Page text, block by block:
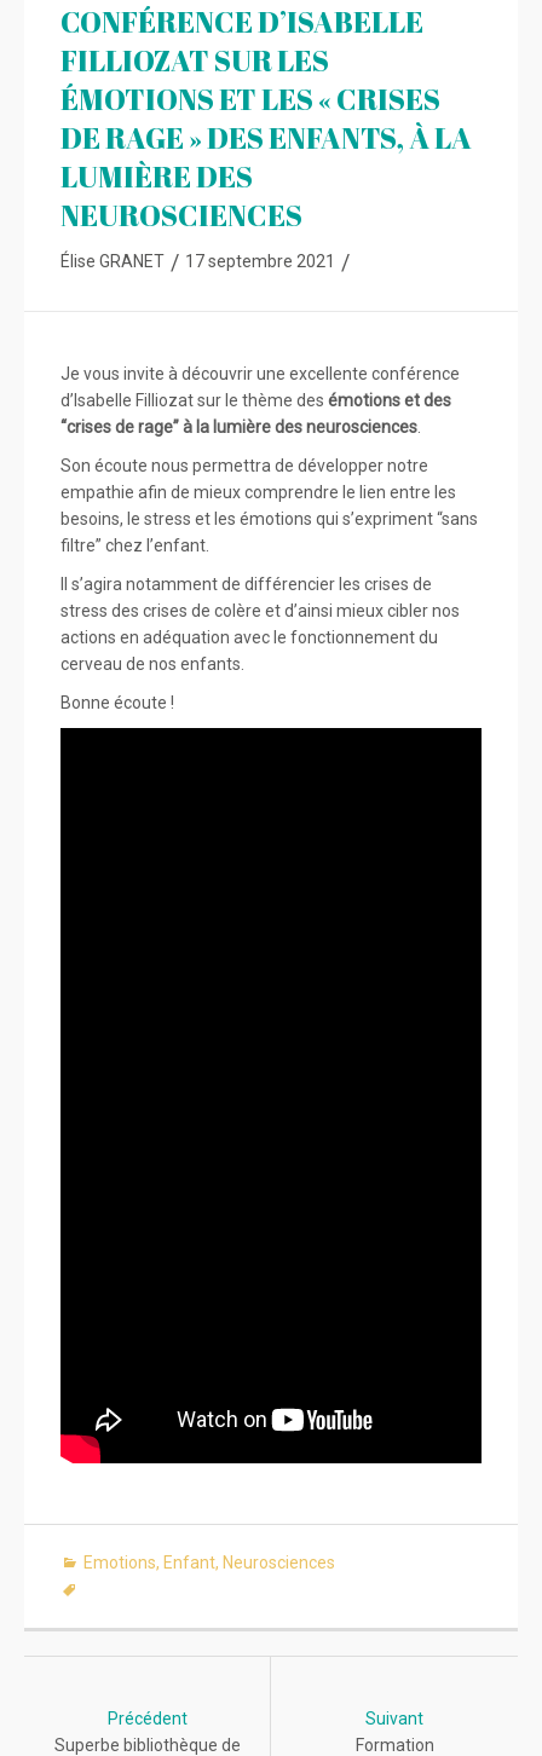
CONFÉRENCE D’ISABELLE
FILLIOZAT SUR LES
ÉMOTIONS ET LES « CRISES
DE RAGE » DES ENFANTS, À LA
LUMIÈRE DES
NEUROSCIENCES
Élise GRANET / 17 septembre 2021 /
Je vous invite à découvrir une excellente conférence
d’Isabelle Filliozat sur le thème des émotions et des
“crises de rage” à la lumière des neurosciences
Son écoute nous permettra de développer notre
empathie afin de mieux comprendre le lien entre les
besoins, le stress et les émotions qui s’expriment “sans
filtre” chez l’enfant.
Il s’agira notamment de différencier les crises de
stress des crises de colère et d’ainsi mieux cibler nos
actions en adéquation avec le fonctionnement du
cerveau de nos enfants.
Bonne écoute !
Emotions, Enfant, Neurosciences
navigation
Précédent
Superbe bibliothèque de
Suivant
Formation